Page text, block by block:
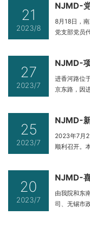
文林总经理
绍了南京市
绩。南京市
21
2023/8
8月18日，
党支部党员
我院结合所
手，分析规
案造价的主
27
2023/7
进香河路位
京东路，因
块及道路下
河路却面临
问题，南京
25
2023/7
2023年7月
顺利召开。
部形势带来
并明确下半
工及副所长
20
2023/7
由我院和东
司、无锡市